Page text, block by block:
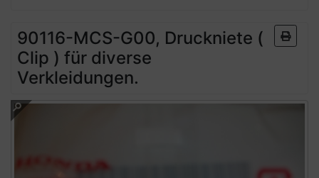
90116-MCS-G00, Druckniete (
Clip ) für diverse
Verkleidungen.